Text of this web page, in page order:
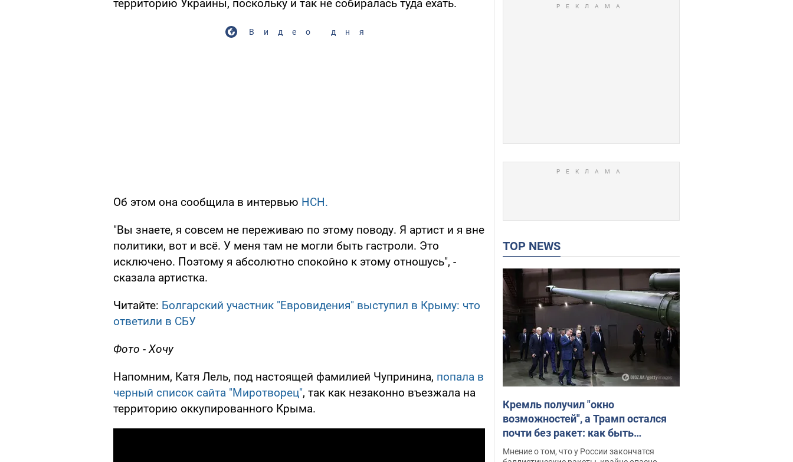
территорию Украины, поскольку и так не собиралась туда ехать.
Видео дня
Об этом она сообщила в интервью НСН.
"Вы знаете, я совсем не переживаю по этому поводу. Я артист и я вне
политики, вот и всё. У меня там не могли быть гастроли. Это
исключено. Поэтому я абсолютно спокойно к этому отношусь", -
сказала артистка.
Читайте: Болгарский участник "Евровидения" выступил в Крыму: что
ответили в СБУ
Фото - Хочу
Напомним, Катя Лель, под настоящей фамилией Чупринина, попала в
черный список сайта "Миротворец", так как незаконно въезжала на
территорию оккупированного Крыма.
TOP NEWS
Кремль получил "окно
возможностей", а Трамп остался
почти без ракет: как быть
Украине? Интервью с Мельником
Мнение о том, что у России закончатся